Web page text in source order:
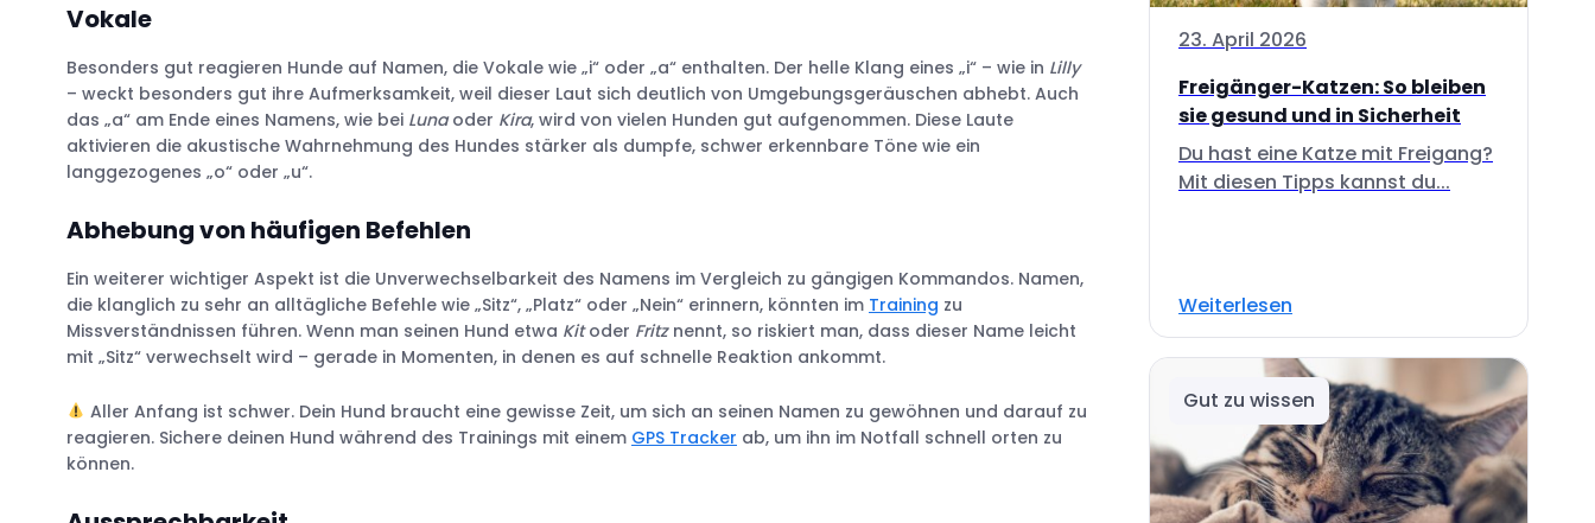
Vokale
Besonders gut reagieren Hunde auf Namen, die Vokale wie „i“ oder „a“ enthalten. Der helle Klang eines „i“ – wie in Lilly
– weckt besonders gut ihre Aufmerksamkeit, weil dieser Laut sich deutlich von Umgebungsgeräuschen abhebt. Auch
das „a“ am Ende eines Namens, wie bei Lunaoder Kira, wird von vielen Hunden gut aufgenommen. Diese Laute
aktivieren die akustische Wahrnehmung des Hundes stärker als dumpfe, schwer erkennbare Töne wie ein
langgezogenes „o“ oder „u“.
Abhebung von häufigen Befehlen
Ein weiterer wichtiger Aspekt ist die Unverwechselbarkeit des Namens im Vergleich zu gängigen Kommandos. Namen,
die klanglich zu sehr an alltägliche Befehle wie „Sitz“, „Platz“ oder „Nein“ erinnern, könnten im Training zu
Missverständnissen führen. Wenn man seinen Hund etwa Kitoder Fritz nennt, so riskiert man, dass dieser Name leicht
mit „Sitz“ verwechselt wird – gerade in Momenten, in denen es auf schnelle Reaktion ankommt.
Aller Anfang ist schwer. Dein Hund braucht eine gewisse Zeit, um sich an seinen Namen zu gewöhnen und darauf zu
reagieren. Sichere deinen Hund während des Trainings mit einem GPS Tracker ab, um ihn im Notfall schnell orten zu
können.
23. April 2026
Freigänger-Katzen: So bleiben
sie gesund und in Sicherheit
Du hast eine Katze mit Freigang?
Mit diesen Tipps kannst du...
Weiterlesen
Gut zu wissen